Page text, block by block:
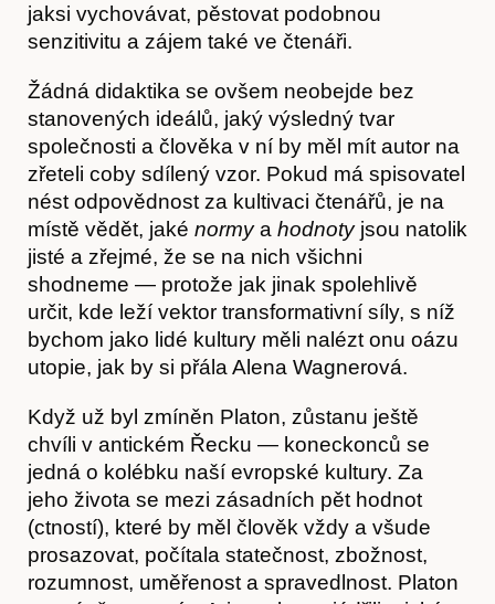
Akce
jaksi vychovávat, pěstovat podobnou
senzitivitu a zájem také ve čtenáři.
Žádná didaktika se ovšem neobejde bez
stanovených ideálů, jaký výsledný tvar
společnosti a člověka v ní by měl mít autor na
zřeteli coby sdílený vzor. Pokud má spisovatel
nést odpovědnost za kultivaci čtenářů, je na
místě vědět, jaké normya hodnoty jsou natolik
jisté a zřejmé, že se na nich všichni
shodneme — protože jak jinak spolehlivě
určit, kde leží vektor transformativní síly, s níž
bychom jako lidé kultury měli nalézt onu oázu
utopie, jak by si přála Alena Wagnerová.
Když už byl zmíněn Platon, zůstanu ještě
chvíli v antickém Řecku — koneckonců se
jedná o kolébku naší evropské kultury. Za
jeho života se mezi zásadních pět hodnot
(ctností), které by měl člověk vždy a všude
prosazovat, počítala statečnost, zbožnost,
rozumnost, uměřenost a spravedlnost. Platon